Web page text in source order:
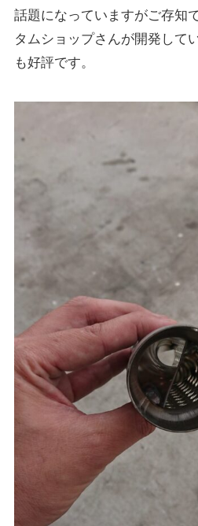
話題になっていますがご存知
タムショップさんが開発して
も好評です。